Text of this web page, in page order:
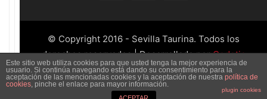
© Copyright 2016 - Sevilla Taurina. Todos los
derechos reservados | Desarrollado porCodetia
Este sitio web utiliza cookies para que usted tenga la mejor experiencia de
usuario. Si continúa navegando está dando su consentimiento para la
aceptación de las mencionadas cookies y la aceptación de nuestra política de
cookies, pinche el enlace para mayor información.
plugin cookies